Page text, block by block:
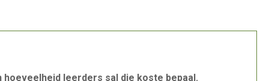
leerders sal die koste bepaal.